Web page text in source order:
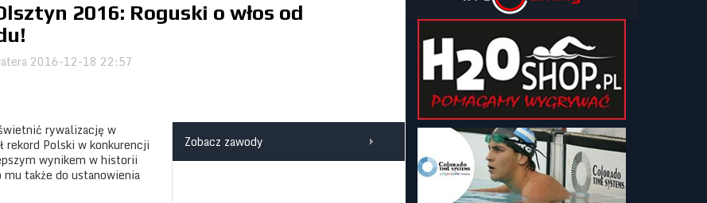
2016: Roguski o włos od
2016-12-18 22:57
rywalizację w
Polski w konkurencji
wynikem w historii
mu także do ustanowienia
Zobacz zawody